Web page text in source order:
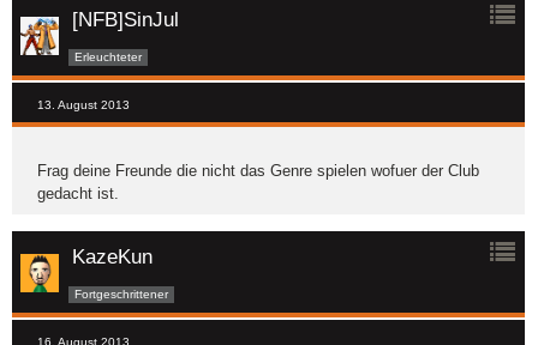
[NFB]SinJul
Erleuchteter
13. August 2013
Frag deine Freunde die nicht das Genre spielen wofuer der Club
gedacht ist.
KazeKun
Fortgeschrittener
16. August 2013